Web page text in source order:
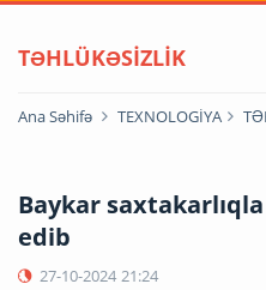
TƏHLÜKƏSİZLİK
Ana Səhifə TEXNOLOGİYA
Baykar
edib
27-10-2024 21:24